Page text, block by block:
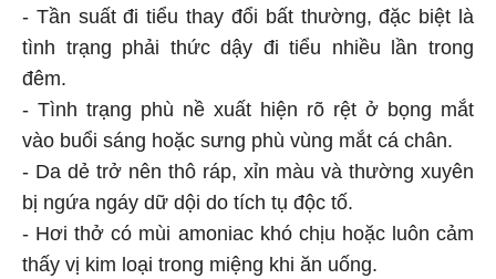
- Tần suất đi tiểu thay đổi bất thường, đặc biệt là
tình trạng phải thức dậy đi tiểu nhiều lần trong
đêm.
- Tình trạng phù nề xuất hiện rõ rệt ở bọng mắt
vào buổi sáng hoặc sưng phù vùng mắt cá chân.
- Da dẻ trở nên thô ráp, xỉn màu và thường xuyên
bị ngứa ngáy dữ dội do tích tụ độc tố.
- Hơi thở có mùi amoniac khó chịu hoặc luôn cảm
thấy vị kim loại trong miệng khi ăn uống.